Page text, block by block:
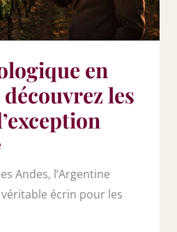
en
les
Andes, l’Argentine
écrin pour les